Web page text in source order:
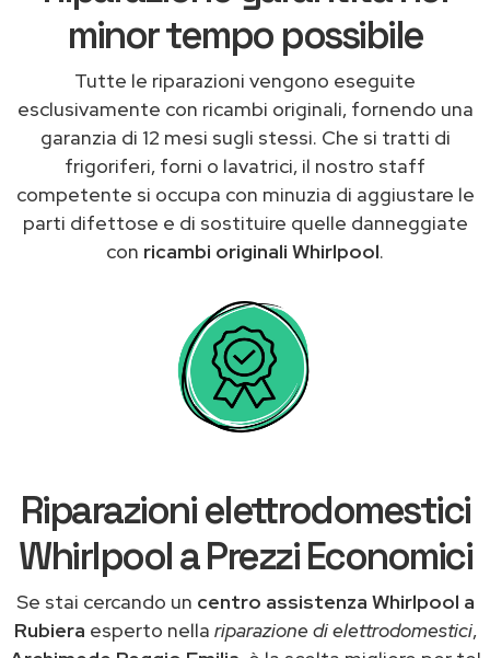
minor tempo possibile
Tutte le riparazioni vengono eseguite
esclusivamente con ricambi originali, fornendo una
garanzia di 12 mesi sugli stessi. Che si tratti di
frigoriferi, forni o lavatrici, il nostro staff
competente si occupa con minuzia di aggiustare le
parti difettose e di sostituire quelle danneggiate
con ricambi originali Whirlpool.
Riparazioni elettrodomestici
Whirlpool a Prezzi Economici
Se stai cercando un centro assistenza Whirlpool a
Rubiera esperto nella riparazione di elettrodomestici,